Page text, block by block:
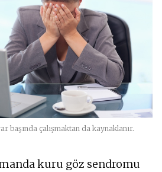
başında çalışmaktan da kaynaklanır.
kuru göz sendromu